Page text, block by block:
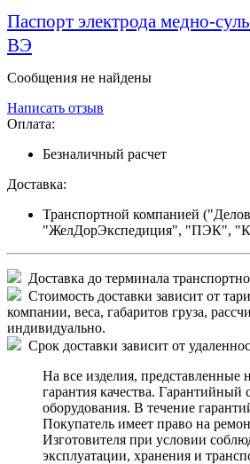
Паспорт электрода медно-
ВЭ
Сообщения не найдены
Написать отзыв
Оплата:
Безналичный расчет
Доставка:
Транспортной компанией
"ЖелДорЭкспедиция", "ПЭК",
Доставка до терминала
Стоимость доставки зависит от
компании, веса, габаритов груза,
индивидуально.
Срок доставки зависит от
На все изделия, представленные
гарантия качества. Гарантийный
оборудования. В течение
Покупатель имеет право на
Изготовителя при условии
эксплуатации, хранения и